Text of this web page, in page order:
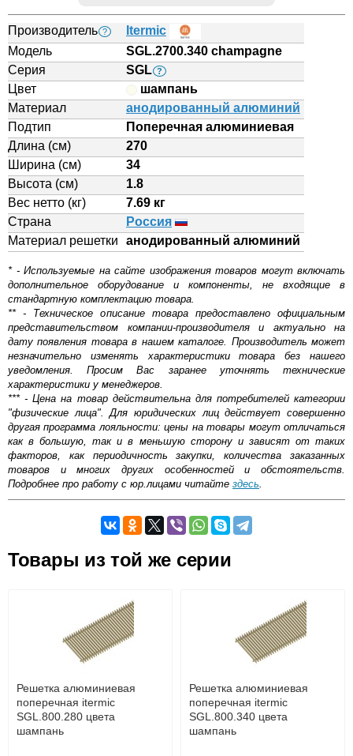
Производитель ?
Itermic
Модель
SGL.2700.340 champagne
Серия
SGL ?
Цвет
шампань
Материал
анодированный алюминий
Подтип
Поперечная алюминиевая
Длина (см)
270
Ширина (см)
34
Высота (см)
1.8
Вес нетто (кг)
7.69 кг
Страна
Россия
Материал решетки
aнодированный алюминий
* - Используемые на сайте изображения товаров могут включать
дополнительное оборудование и компоненты, не входящие в
стандартную комплектацию товара.
** - Техническое описание товара предоставлено официальным
представительством компании-производителя и актуально на
дату появления товара в нашем каталоге. Производитель может
незначительно изменять характеристики товара без нашего
уведомления. Просим Вас заранее уточнять технические
характеристики у менеджеров.
*** - Цена на товар действительна для потребителей категории
"физические лица". Для юридических лиц действует совершенно
другая программа лояльности: цены на товары могут отличаться
как в большую, так и в меньшую сторону и зависят от таких
факторов, как периодичность закупки, количества заказанных
товаров и многих других особенностей и обстоятельств.
Подробнее про работу с юр.лицами читайте здесь.
Оставьте отзыв
Доставка сантехники по Москве и Московской области
Наличный расчёт
Банковской картой на сайте в режиме реального
времени
Банковской картой при получении товара как при
Интернет-деньгами (Yandex-деньги, Web-money,
Qiwi-кошельки и другие).
Безналичный расчёт (возможно и с НДС)
подробнее...
Товары из той же серии
Решетка алюминиевая
поперечная itermic
SGL.800.280 цвета
шампань
Решетка алюминиевая
поперечная itermic
SGL.800.340 цвета
шампань